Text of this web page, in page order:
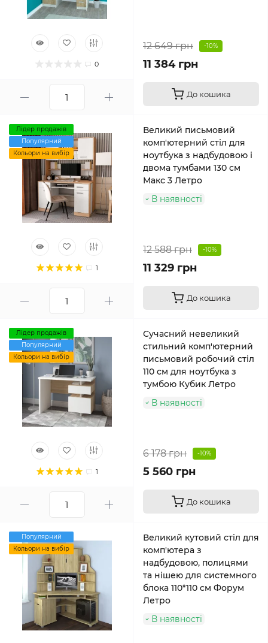
0
12 649 грн -10%
11 384 грн
До кошика
Лідер продажів
Популярний
Кольори на вибір
1
Великий письмовий
комп'ютерний стіл для
ноутбука з надбудовою і
двома тумбами 130 см
Макс 3 Летро
В наявності
12 588 грн -10%
11 329 грн
До кошика
Лідер продажів
Популярний
Кольори на вибір
1
Сучасний невеликий
стильний комп'ютерний
письмовий робочий стіл
110 см для ноутбука з
тумбою Кубик Летро
В наявності
6 178 грн -10%
5 560 грн
До кошика
Популярний
Кольори на вибір
Великий кутовий стіл для
комп'ютера з
надбудовою, полицями
та нішею для системного
блока 110*110 см Форум
Летро
В наявності